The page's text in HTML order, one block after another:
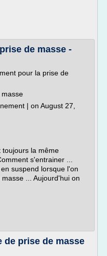
de masse -
pour la prise de
| on August 27,
toujours la même
s'entrainer ...
suspend lorsque l'on
... Aujourd'hui on
de prise de masse